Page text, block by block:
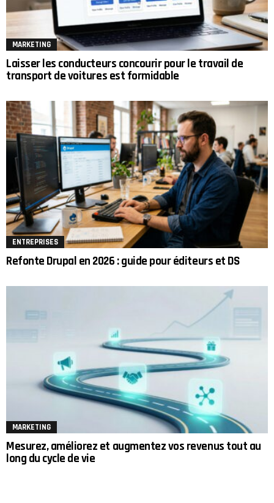
MARKETING
Laisser les conducteurs concourir pour le travail de
transport de voitures est formidable
ENTREPRISES
Refonte Drupal en 2026 : guide pour éditeurs et DS
MARKETING
Mesurez, améliorez et augmentez vos revenus tout au
long du cycle de vie